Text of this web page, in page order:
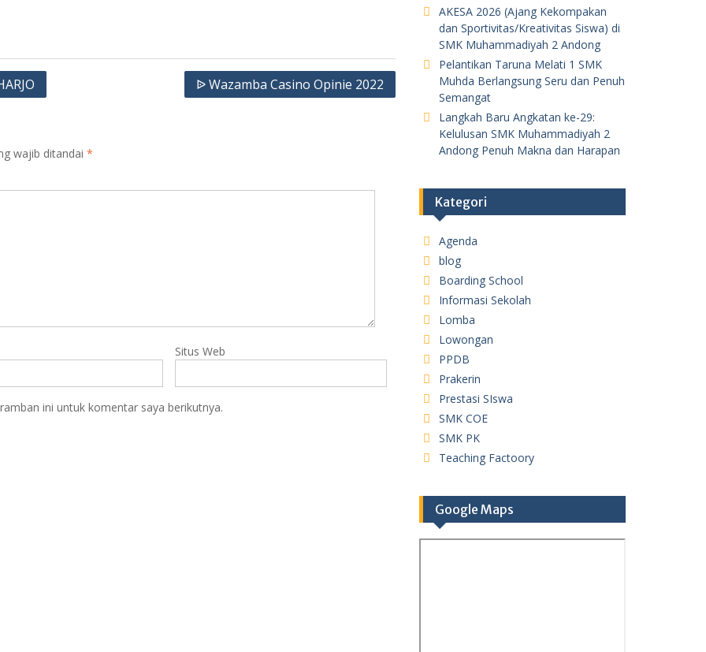
ᐉ Wazamba Casino Opinie 2022
wajib ditandai *
Situs Web
ini untuk komentar saya berikutnya.
AKESA 2026 (Ajang Kekompakan
dan Sportivitas/Kreativitas Siswa) di
SMK Muhammadiyah 2 Andong
Pelantikan Taruna Melati 1 SMK
Muhda Berlangsung Seru dan Penuh
Semangat
Langkah Baru Angkatan ke-29:
Kelulusan SMK Muhammadiyah 2
Andong Penuh Makna dan Harapan
Kategori
Agenda
blog
Boarding School
Informasi Sekolah
Lomba
Lowongan
PPDB
Prakerin
Prestasi SIswa
SMK COE
SMK PK
Teaching Factoory
Google Maps